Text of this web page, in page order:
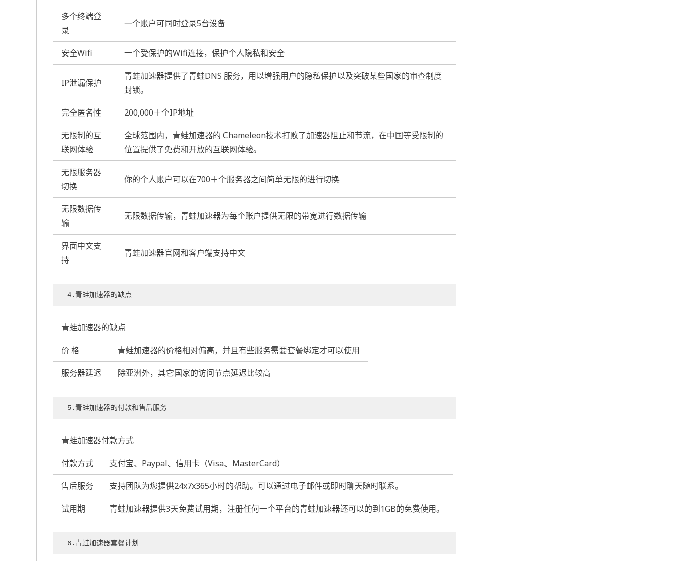
多个终端登
录
一个账户可同时登录5台设备
安全Wifi 一个受保护的Wifi连接，保护个人隐私和安全
IP泄漏保护
青蛙加速器提供了青蛙DNS 服务，用以增强用户的隐私保护以及突破某些国家的审查制度
封锁。
完全匿名性 200,000＋个IP地址
无限制的互
联网体验
全球范围内，青蛙加速器的 Chameleon技术打败了加速器阻止和节流，在中国等受限制的
位置提供了免费和开放的互联网体验。
无限服务器
切换
你的个人账户可以在700＋个服务器之间简单无限的进行切换
无限数据传
输
无限数据传输，青蛙加速器为每个账户提供无限的带宽进行数据传输
界面中文支
持
青蛙加速器官网和客户端支持中文
4.青蛙加速器的缺点
青蛙加速器的缺点
价 格 青蛙加速器的价格相对偏高，并且有些服务需要套餐绑定才可以使用
服务器延迟 除亚洲外，其它国家的访问节点延迟比较高
5.青蛙加速器的付款和售后服务
青蛙加速器付款方式
付款方式 支付宝、Paypal、信用卡（Visa、MasterCard）
售后服务 支持团队为您提供24x7x365小时的帮助。可以通过电子邮件或即时聊天随时联系。
试用期 青蛙加速器提供3天免费试用期，注册任何一个平台的青蛙加速器还可以的到1GB的免费使用。
6.青蛙加速器套餐计划